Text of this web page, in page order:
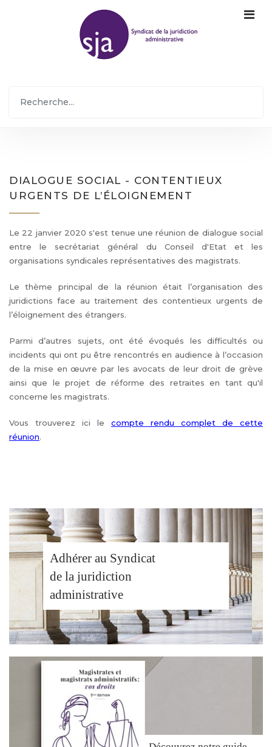
DIALOGUE SOCIAL - CONTENTIEUX
URGENTS DE L’ÉLOIGNEMENT
Le 22 janvier 2020 s'est tenue une réunion de dialogue social
entre le secrétariat général du Conseil d'Etat et les
organisations syndicales représentatives des magistrats.
Le thème principal de la réunion était l’organisation des
juridictions face au traitement des contentieux urgents de
l’éloignement des étrangers.
Parmi d’autres sujets, ont été évoqués les difficultés ou
incidents qui ont pu être rencontrés en audience à l’occasion
de la mise en œuvre par les avocats de leur droit de grève
ainsi que le projet de réforme des retraites en tant qu'il
concerne les magistrats.
Vous trouverez ici le compte rendu complet de cette
réunion.
Adhérer au Syndicat
de la juridiction
administrative